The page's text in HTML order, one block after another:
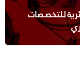
للتخصصات